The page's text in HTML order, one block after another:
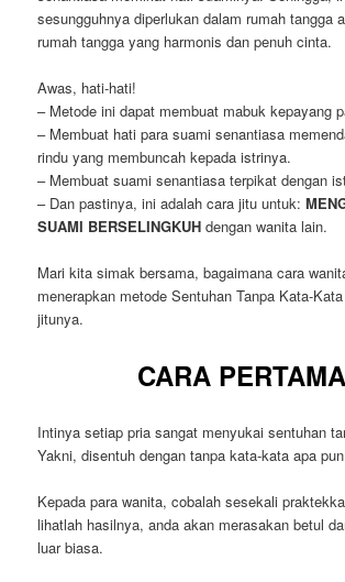
sesungguhnya diperlukan dalam rumah tangga
rumah tangga yang harmonis dan penuh cinta.
Awas, hati-hati!
– Metode ini dapat membuat mabuk kepayang
– Membuat hati para suami senantiasa
rindu yang membuncah kepada istrinya.
– Membuat suami senantiasa terpikat dengan
– Dan pastinya, ini adalah cara jitu untuk:
SUAMI BERSELINGKUH dengan wanita lain.
Mari kita simak bersama, bagaimana cara
menerapkan metode Sentuhan Tanpa Kata-
jitunya.
CARA
Intinya setiap pria sangat menyukai sentuhan
Yakni, disentuh dengan tanpa kata-kata apa
Kepada para wanita, cobalah sesekali
lihatlah hasilnya, anda akan merasakan betul
luar biasa.